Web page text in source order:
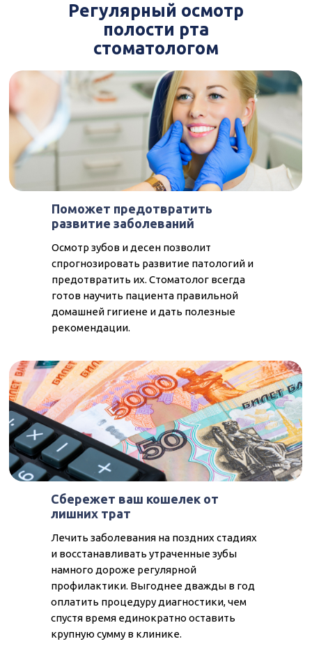
Поможет предотвратить
развитие заболеваний
Осмотр зубов и десен позволит
спрогнозировать развитие патологий и
предотвратить их. Стоматолог всегда
готов научить пациента правильной
домашней гигиене и дать полезные
рекомендации.
Сбережет ваш кошелек от
лишних трат
Лечить заболевания на поздних стадиях
и восстанавливать утраченные зубы
намного дороже регулярной
профилактики. Выгоднее дважды в год
оплатить процедуру диагностики, чем
спустя время единократно оставить
крупную сумму в клинике.
Регулярный осмотр
полости рта
стоматологом